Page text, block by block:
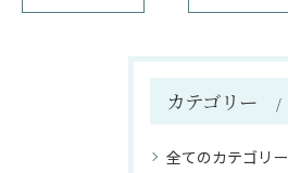
カテゴリー
全てのカテゴリー